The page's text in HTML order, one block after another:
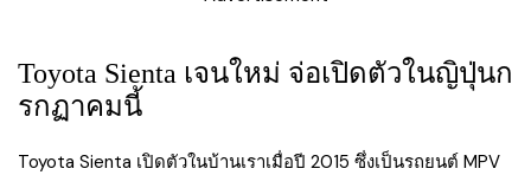
Toyota Sienta เจนใหม่ จ่อเปิดตัวในญิปุ่นก
รกฏาคมนี้
Toyota Sienta เปิดตัวในบ้านเราเมื่อปี 2015 ซึ่งเป็นรถยนต์ MPV